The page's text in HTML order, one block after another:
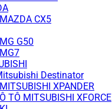
CX5
G50
Destinator
XPANDER
TÔ MITSUBISHI XFORCE